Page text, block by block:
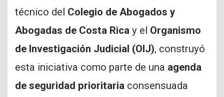
técnico del Colegio de Abogados y
Abogadas de Costa Rica y el Organismo
de Investigación Judicial (OIJ), construyó
esta iniciativa como parte de una agenda
de seguridad prioritaria consensuada